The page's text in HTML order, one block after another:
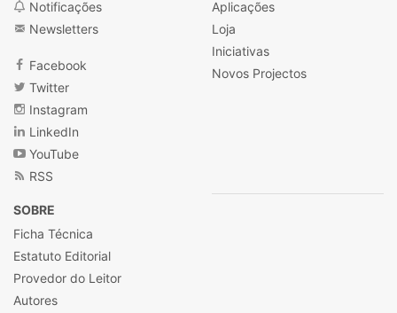
Notificações
Newsletters
Facebook
Twitter
Instagram
LinkedIn
YouTube
RSS
Aplicações
Loja
Iniciativas
Novos Projectos
SOBRE
Ficha Técnica
Estatuto Editorial
Provedor do Leitor
Autores